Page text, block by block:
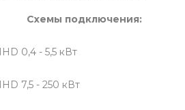
подключения: